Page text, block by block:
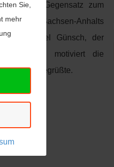
Ganz im Gegensatz zum
Sachsen-Anhalts
Axel Günsch, der
und hoch motiviert die
Gäste begrüßte.
Sie,
mehr